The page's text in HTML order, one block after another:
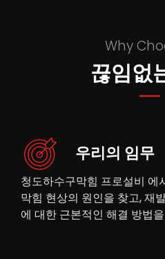
Why
끊임없
우리의 임무
청도하수구막힘 프로설비 에
막힘 현상의 원인을 찾고, 재
에 대한 근본적인 해결 방법